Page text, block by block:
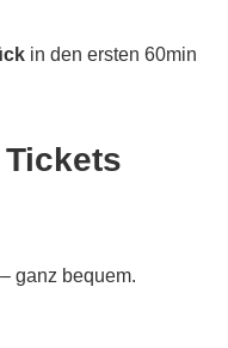
in den ersten 60min
– ganz bequem.